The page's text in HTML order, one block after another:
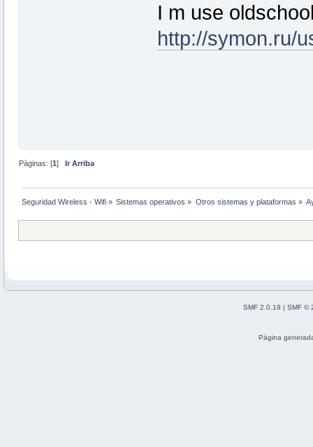
I m use
http://symon.ru/
Páginas: [1]Ir Arriba
Seguridad Wireless - Wifi » Sistemas operativos » Otros sistemas y plataformas »
SMF 2.0.19 | SMF ©
Página